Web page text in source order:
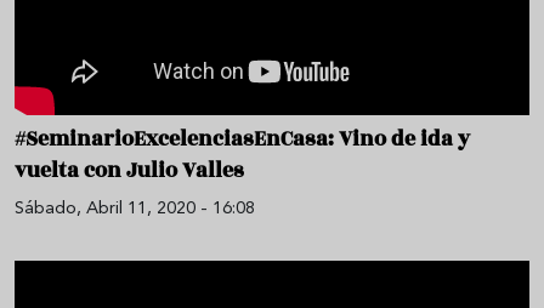
#SeminarioExcelenciasEnCasa: Vino de ida y
vuelta con Julio Valles
Sábado, Abril 11, 2020 - 16:08